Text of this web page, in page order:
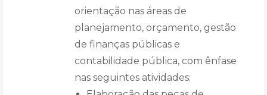
orientação nas áreas de
planejamento, orçamento, gestão
de finanças públicas e
contabilidade pública, com ênfase
nas seguintes atividades: